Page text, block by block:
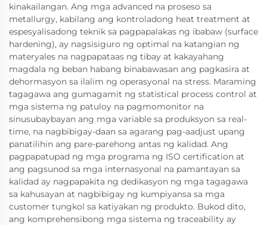
kinakailangan. Ang mga advanced na proseso sa
metallurgy, kabilang ang kontroladong heat treatment at
espesyalisadong teknik sa pagpapalakas ng ibabaw (surface
hardening), ay nagsisiguro ng optimal na katangian ng
materyales na nagpapataas ng tibay at kakayahang
magdala ng beban habang binabawasan ang pagkasira at
dehormasyon sa ilalim ng operasyonal na stress. Maraming
tagagawa ang gumagamit ng statistical process control at
mga sistema ng patuloy na pagmomonitor na
sinusubaybayan ang mga variable sa produksyon sa real-
time, na nagbibigay-daan sa agarang pag-aadjust upang
panatilihin ang pare-parehong antas ng kalidad. Ang
pagpapatupad ng mga programa ng ISO certification at
ang pagsunod sa mga internasyonal na pamantayan sa
kalidad ay nagpapakita ng dedikasyon ng mga tagagawa
sa kahusayan at nagbibigay ng kumpiyansa sa mga
customer tungkol sa katiyakan ng produkto. Bukod dito,
ang komprehensibong mga sistema ng traceability ay